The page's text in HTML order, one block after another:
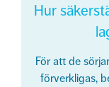
Hur
För att de
förverkligas,